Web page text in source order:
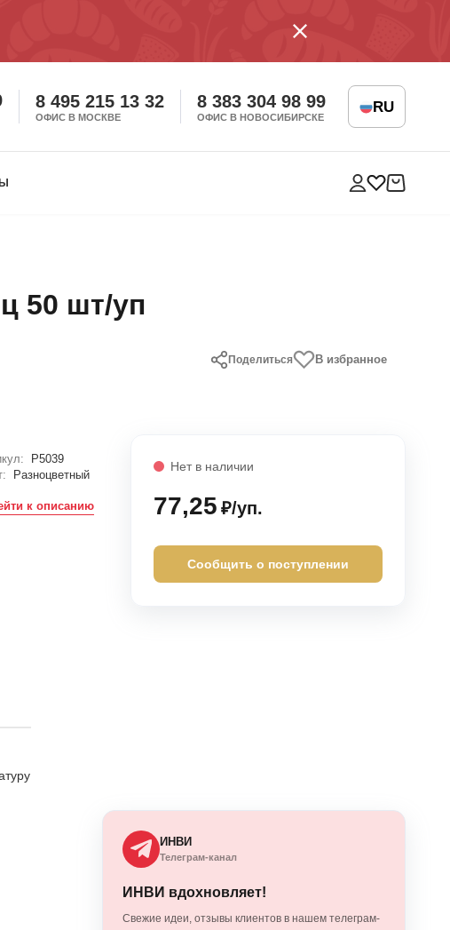
8 495 215 13 32
ОФИС В МОСКВЕ
8 383 304 98 99
ОФИС В НОВОСИБИРСКЕ
RU
50 шт/уп
Нет в наличии
77,25 ₽/уп.
Сообщить о поступлении
В избранное
Поделиться
P5039
Разноцветный
к описанию
ИНВИ
Телеграм-канал
ИНВИ вдохновляет!
Свежие идеи, отзывы клиентов в нашем телеграм-